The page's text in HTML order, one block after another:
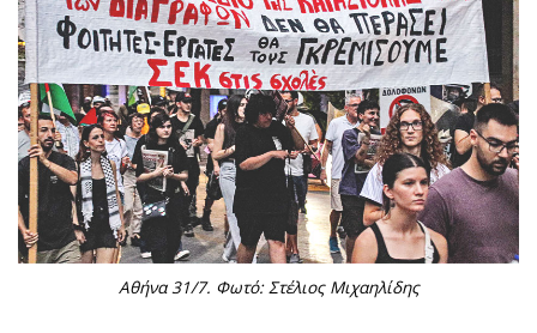
Αθήνα 31/7. Φωτό: Στέλιος Μιχαηλίδης